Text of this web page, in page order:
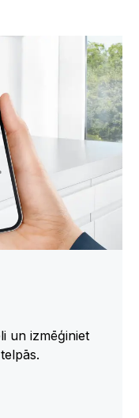
un izmēģiniet